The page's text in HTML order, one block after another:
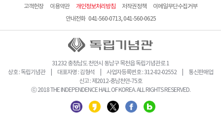
고객헌장 이용약관 개인정보처리방침 저작권정책
이메일무단수집거부
안내전화 041-560-0713, 041-560-0625
31232 충청남도 천안시 동남구 목천읍 독립기념관로 1
상호 : 독립기념관 | 대표자명 : 김형석 | 사업자등록번호 : 312-82-02552 | 통신판매업
신고 : 제2012-충남천안-75호
ⓒ 2018 THE INDEPENDENCE HALL OF KOREA. ALL RIGHTS RESERVED.